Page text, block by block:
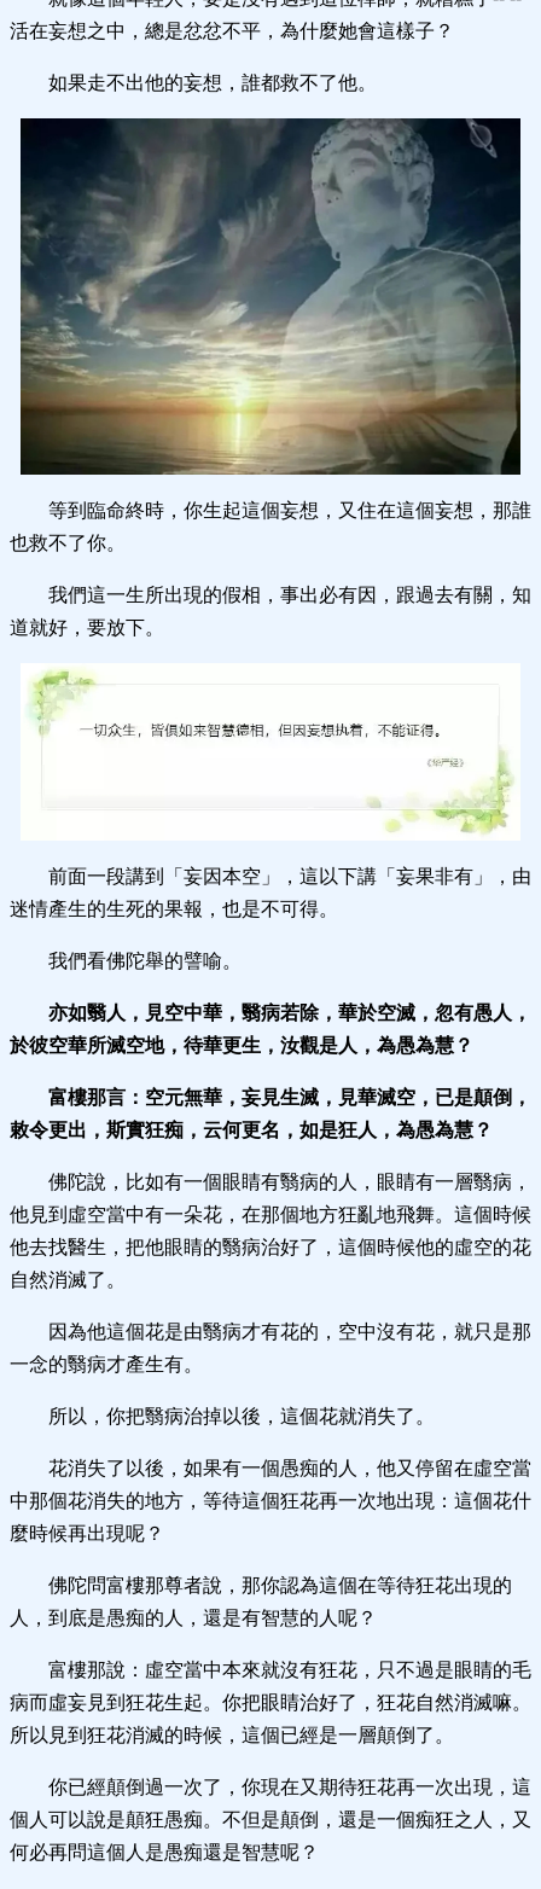
活在妄想之中，總是忿忿不平，為什麼她會這樣子？
如果走不出他的妄想，誰都救不了他。
等到臨命終時，你生起這個妄想，又住在這個妄想，那誰
也救不了你。
我們這一生所出現的假相，事出必有因，跟過去有關，知
道就好，要放下。
前面一段講到「妄因本空」，這以下講「妄果非有」，由
迷情產生的生死的果報，也是不可得。
我們看佛陀舉的譬喻。
亦如翳人，見空中華，翳病若除，華於空滅，忽有愚人，
於彼空華所滅空地，待華更生，汝觀是人，為愚為慧？
富樓那言：空元無華，妄見生滅，見華滅空，已是顛倒，
敕令更出，斯實狂痴，云何更名，如是狂人，為愚為慧？
佛陀說，比如有一個眼睛有翳病的人，眼睛有一層翳病，
他見到虛空當中有一朵花，在那個地方狂亂地飛舞。這個時候
他去找醫生，把他眼睛的翳病治好了，這個時候他的虛空的花
自然消滅了。
因為他這個花是由翳病才有花的，空中沒有花，就只是那
一念的翳病才產生有。
所以，你把翳病治掉以後，這個花就消失了。
花消失了以後，如果有一個愚痴的人，他又停留在虛空當
中那個花消失的地方，等待這個狂花再一次地出現：這個花什
麼時候再出現呢？
佛陀問富樓那尊者說，那你認為這個在等待狂花出現的
人，到底是愚痴的人，還是有智慧的人呢？
富樓那說：虛空當中本來就沒有狂花，只不過是眼睛的毛
病而虛妄見到狂花生起。你把眼睛治好了，狂花自然消滅嘛。
所以見到狂花消滅的時候，這個已經是一層顛倒了。
你已經顛倒過一次了，你現在又期待狂花再一次出現，這
個人可以說是顛狂愚痴。不但是顛倒，還是一個痴狂之人，又
何必再問這個人是愚痴還是智慧呢？